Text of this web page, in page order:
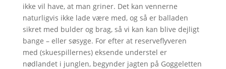
ikke vil have, at man griner. Det kan vennerne
naturligvis ikke lade være med, og så er balladen
sikret med bulder og brag, så vi kan kan blive dejligt
bange – eller søsyge. For efter at reserveflyveren
med (skuespillernes) eksende understel er
nødlandet i junglen, begynder jagten på Goggeletten